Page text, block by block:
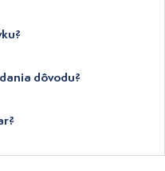
dôvodu?